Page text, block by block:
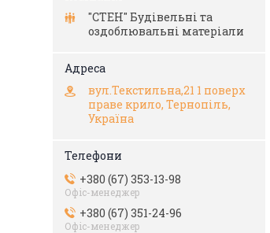
"СТЕН" Будівельні та
оздоблювальні матеріали
вул.Текстильна,21 1 поверх
праве крило, Тернопіль,
Україна
+380 (67) 353-13-98
Офіс-менеджер
+380 (67) 351-24-96
Офіс-менеджер